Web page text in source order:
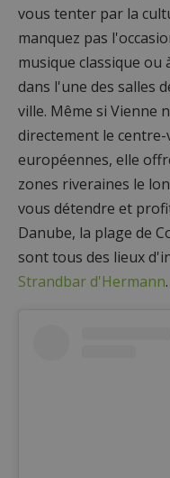
vous tenter par la
manquez pas
musique classique
dans l'une des salles
ville. Même si Vienne
directement le
européennes, elle
zones riveraines le
vous détendre et
Danube, la plage de
sont tous des lieux
Strandbar d'Hermann.